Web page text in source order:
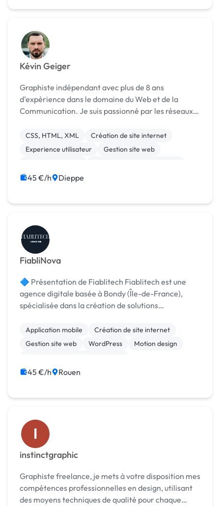
Kévin Geiger
Graphiste indépendant avec plus de 8 ans
d'expérience dans le domaine du Web et de la
Communication. Je suis passionné par les réseaux
dispo mes compétences pour faire : - Vos logos /
Chartes g...
CSS, HTML, XML
Création de site internet
Experience utilisateur
Gestion site web
Site clé en main
45 €/h Dieppe
FiabliNova
🔷 Présentation de Fiablitech Fiablitech est une
agence digitale basée à Bondy (Île-de-France),
spécialisée dans la création de solutions
entreprises dans leur transformation digitale, avec
un objec...
Application mobile
Création de site internet
Gestion site web
WordPress
Motion design
45 €/h Rouen
I
instinctgraphic
Graphiste freelance, je mets à votre disposition mes
compétences professionnelles en design, utilisant
des moyens techniques de qualité pour chaque